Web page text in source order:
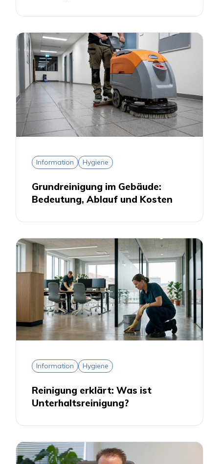
Information Hygiene
Grundreinigung im Gebäude:
Bedeutung, Ablauf und Kosten
Information Hygiene
Reinigung erklärt: Was ist
Unterhaltsreinigung?